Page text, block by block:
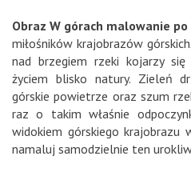
Obraz W górach malowanie
miłośników krajobrazów
nad brzegiem rzeki kojarzy
życiem blisko natury. Zieleń
górskie powietrze oraz szum
raz o takim właśnie
widokiem górskiego
namaluj samodzielnie ten